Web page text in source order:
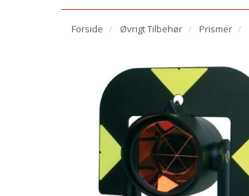
Forside Øvrigt Tilbehør Prismer